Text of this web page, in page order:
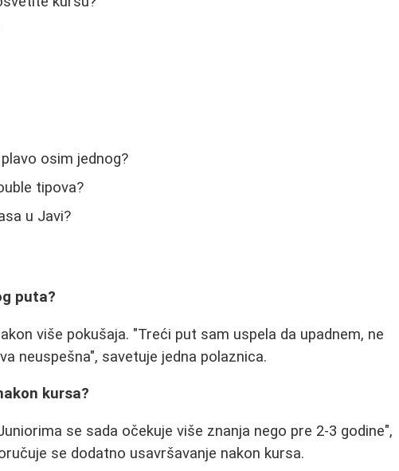
osim jednog?
tipova?
u Javi?
puta?
više pokušaja. "Treći put sam uspela da upadnem, ne
neuspešna", savetuje jedna polaznica.
kursa?
se sada očekuje više znanja nego pre 2-3 godine",
se dodatno usavršavanje nakon kursa.